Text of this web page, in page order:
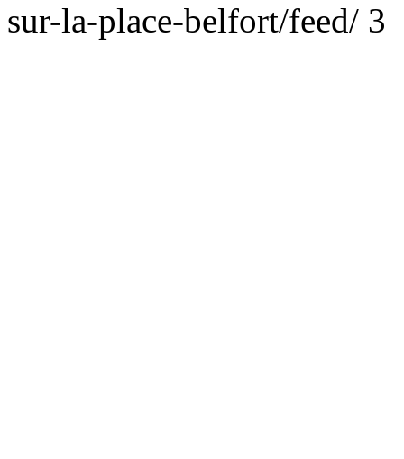
sur-la-place-belfort/feed/ 3